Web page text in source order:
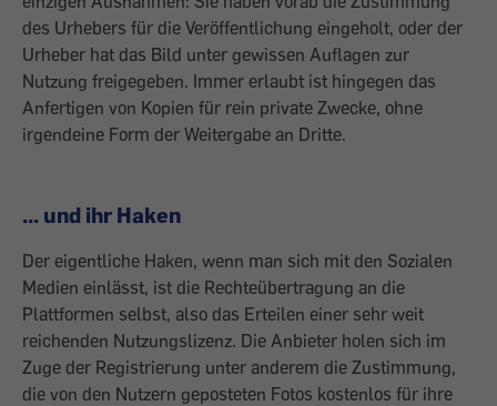
des Urhebers für die Veröffentlichung eingeholt, oder der
Urheber hat das Bild unter gewissen Auflagen zur
Nutzung freigegeben. Immer erlaubt ist hingegen das
Anfertigen von Kopien für rein private Zwecke, ohne
irgendeine Form der Weitergabe an Dritte.
... und ihr Haken
Der eigentliche Haken, wenn man sich mit den Sozialen
Medien einlässt, ist die Rechteübertragung an die
Plattformen selbst, also das Erteilen einer sehr weit
reichenden Nutzungslizenz. Die Anbieter holen sich im
Zuge der Registrierung unter anderem die Zustimmung,
die von den Nutzern geposteten Fotos kostenlos für ihre